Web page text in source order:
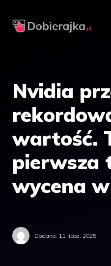
Nvidia
wartość.
pierwsza
wycena
Dodano: 11 lipca, 2025